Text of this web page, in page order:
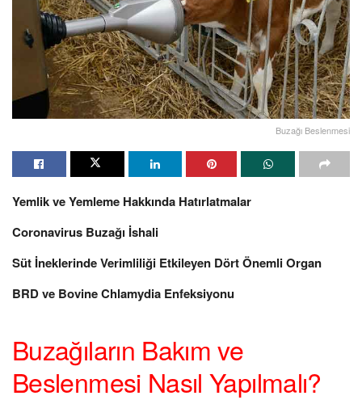
Buzağı Beslenmesi
Yemlik ve Yemleme Hakkında Hatırlatmalar
Coronavirus Buzağı İshali
Süt İneklerinde Verimliliği Etkileyen Dört Önemli Organ
BRD ve Bovine Chlamydia Enfeksiyonu
Buzağıların Bakım ve
Beslenmesi Nasıl Yapılmalı?